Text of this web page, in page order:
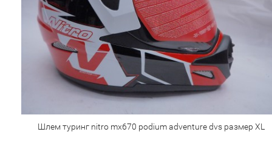
Шлем туринг nitro mx670 podium adventure dvs размер XL